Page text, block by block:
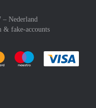
– Nederland
& fake-accounts
with :payment method
Pay easily with :payment
Pay easily with